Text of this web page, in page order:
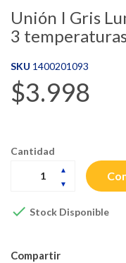
Unión I Gris
3
SKU 1400201093
$3.998
Cantidad
 Stock Disponible
Compartir